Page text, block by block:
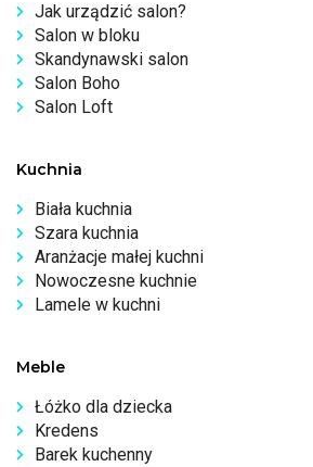
Jak urządzić salon?
Salon w bloku
Skandynawski salon
Salon Boho
Salon Loft
Kuchnia
Biała kuchnia
Szara kuchnia
Aranżacje małej kuchni
Nowoczesne kuchnie
Lamele w kuchni
Meble
Łóżko dla dziecka
Kredens
Barek kuchenny